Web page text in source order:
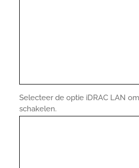
Selecteer de optie iDRAC LAN
schakelen.